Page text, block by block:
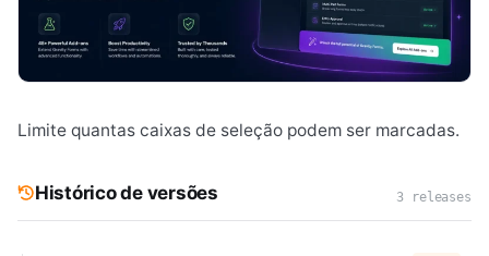
Limite quantas caixas de seleção podem ser marcadas.
Histórico de versões 3 releases